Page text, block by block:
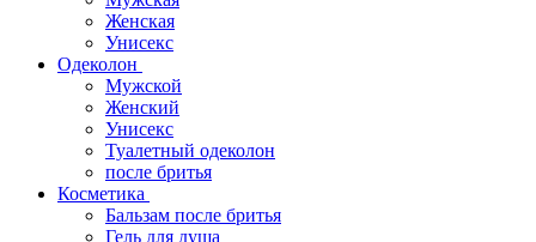
Женская
Унисекс
Одеколон
Мужской
Женский
Унисекс
Туалетный одеколон
после бритья
Косметика
Бальзам после бритья
Гель для душа